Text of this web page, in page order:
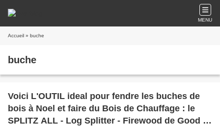
MENU
Accueil » buche
buche
Voici L'OUTIL ideal pour fendre les buches de
bois à Noel et faire du Bois de Chauffage : le
SPLITZ ALL - Log Splitter - Firewood de Good N